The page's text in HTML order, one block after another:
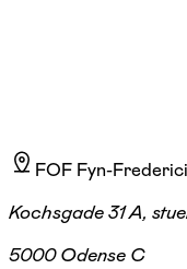
FOF Fyn-
Kochsgade 31 A,
5000 Odense C